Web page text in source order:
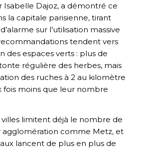
Isabelle Dajoz, a démontré ce
la capitale parisienne, tirant
sur l’utilisation massive
tendent vers
des espaces verts : plus de
régulière des herbes, mais
des ruches à 2 au kilomètre
fois moins que leur nombre
limitent déjà le nombre de
agglomération comme Metz, et
lancent de plus en plus de